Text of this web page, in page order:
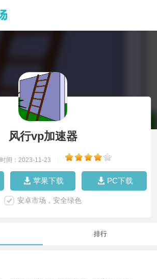
风行vp加速器
时间：2023-11-23
苹果下载 PC下载
安卓市场，安全绿色
排行